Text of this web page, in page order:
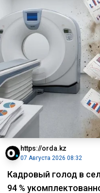
https://orda.kz
07 Августа 2026 08:32
Кадровый голод в
94 %